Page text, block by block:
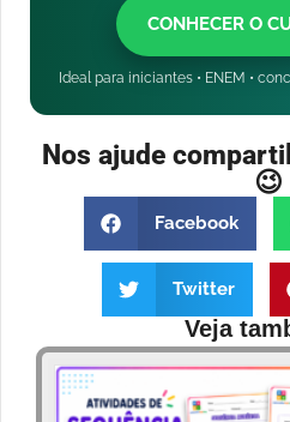
CONHECER O
Ideal para iniciantes • ENEM •
Nos ajude
😉
Facebook
Twitter
Veja